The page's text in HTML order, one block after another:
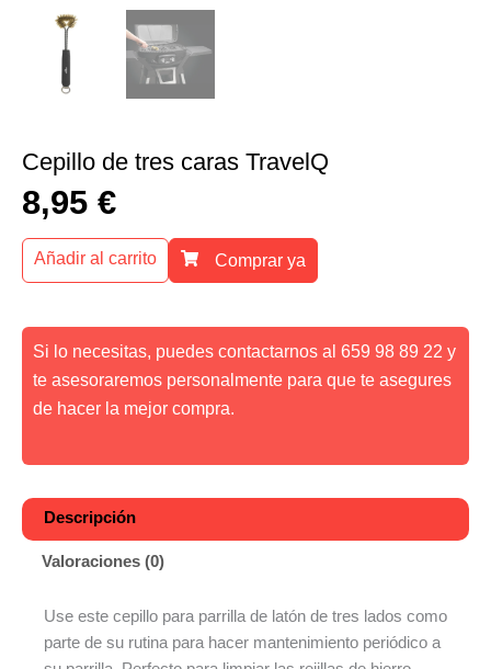
Cepillo de tres caras TravelQ
8,95 €
Añadir al carrito Comprar ya
Si lo necesitas, puedes contactarnos al 659 98 89 22 y
te asesoraremos personalmente para que te asegures
de hacer la mejor compra.
Descripción
Valoraciones (0)
Use este cepillo para parrilla de latón de tres lados como
parte de su rutina para hacer mantenimiento periódico a